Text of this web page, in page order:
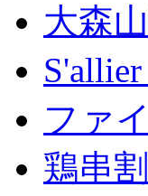
大森
ファ
鶏串